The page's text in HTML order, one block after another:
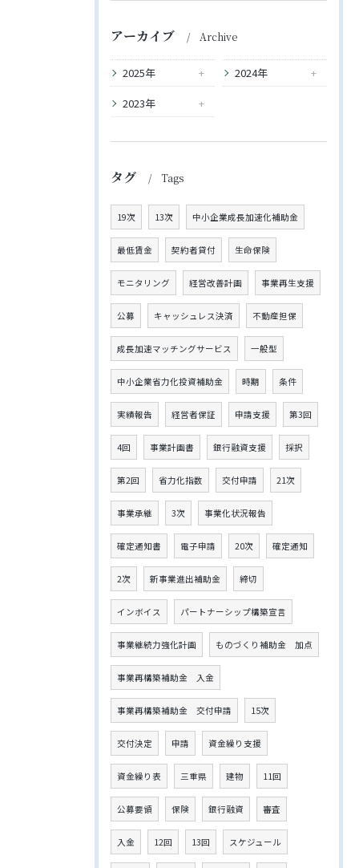
アーカイブ Archive
2025年
2024年
2023年
タグ Tags
19次 13次 中小企業成長加速化補助金
最低賃金 契約者貸付 生命保険
モニタリング 経営改善計画 事業再生支援
公募 キャッシュレス決済 不動産担保
成長加速マッチングサービス 一般型
中小企業省力化投資補助金 時期 条件
実績報告 経営者保証 申請支援 第3回
4回 事業計画書 銀行融資支援 採択
第2回 省力化指数 交付申請 21次
事業承継 3次 事業化状況報告
確定通知書 電子申請 20次 確定通知
2次 新事業進出補助金 締切
インボイス パートナーシップ構築宣言
事業継続力強化計画 ものづくり補助金 加点
事業再構築補助金 入金
事業再構築補助金 交付申請 15次
交付決定 申請 資金繰り支援
資金繰り表 三重県 建物 11回
公募要領 保険 銀行融資 審査
入金 12回 13回 スケジュール